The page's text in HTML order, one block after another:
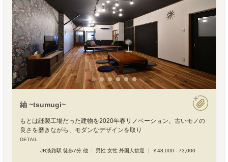
紬 ~tsumugi~
もとは縫製工場だった建物を2020年春リノベーション。古いモノの
良さを磨きながら、モダンなデザインを取り
DETAIL :
JR淡路駅 徒歩7分 他
男性 女性 外国人歓迎 ￥48,000 - 73,000